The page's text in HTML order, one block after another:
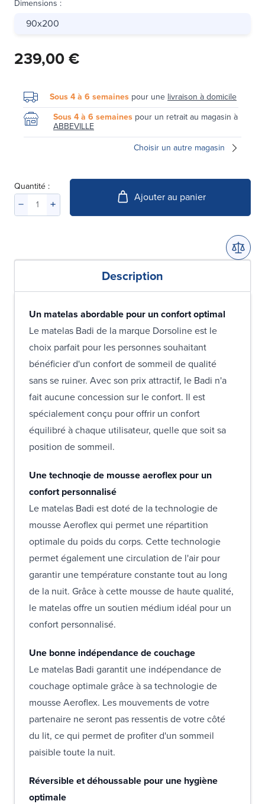
Dimensions :
90x200
239,00 €
Sous 4 à 6 semaines pour une livraison à domicile
Sous 4 à 6 semaines pour un retrait au magasin à
ABBEVILLE
Choisir un autre magasin
Quantité :
Ajouter au panier
Description
Un matelas abordable pour un confort optimal
Le matelas Badi de la marque Dorsoline est le
choix parfait pour les personnes souhaitant
bénéficier d'un confort de sommeil de qualité
sans se ruiner. Avec son prix attractif, le Badi n'a
fait aucune concession sur le confort. Il est
spécialement conçu pour offrir un confort
équilibré à chaque utilisateur, quelle que soit sa
position de sommeil.
Une technoqie de mousse aeroflex pour un
confort personnalisé
Le matelas Badi est doté de la technologie de
mousse Aeroflex qui permet une répartition
optimale du poids du corps. Cette technologie
permet également une circulation de l'air pour
garantir une température constante tout au long
de la nuit. Grâce à cette mousse de haute qualité,
le matelas offre un soutien médium idéal pour un
confort personnalisé.
Une bonne indépendance de couchage
Le matelas Badi garantit une indépendance de
couchage optimale grâce à sa technologie de
mousse Aeroflex. Les mouvements de votre
partenaire ne seront pas ressentis de votre côté
du lit, ce qui permet de profiter d'un sommeil
paisible toute la nuit.
Réversible et déhoussable pour une hygiène
optimale